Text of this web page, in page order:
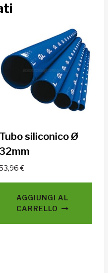
Tubo siliconico Ø
€
AGGIUNGI AL
CARRELLO